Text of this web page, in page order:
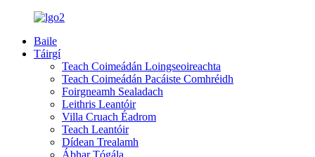
Baile
Táirgí
Teach Coimeádán Loingseoireachta
Teach Coimeádán Pacáiste Comhréidh
Foirgneamh Sealadach
Leithris Leantóir
Villa Cruach Éadrom
Teach Leantóir
Dídean Trealamh
Ábhar Tógála